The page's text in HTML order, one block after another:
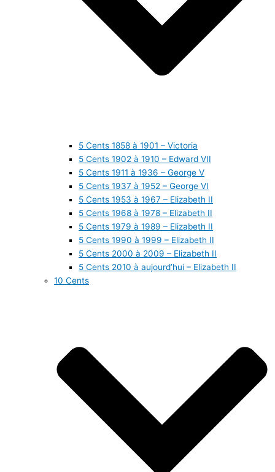
5 Cents 1858 à 1901 – Victoria
5 Cents 1902 à 1910 – Edward VII
5 Cents 1911 à 1936 – George V
5 Cents 1937 à 1952 – George VI
5 Cents 1953 à 1967 – Elizabeth II
5 Cents 1968 à 1978 – Elizabeth II
5 Cents 1979 à 1989 – Elizabeth II
5 Cents 1990 à 1999 – Elizabeth II
5 Cents 2000 à 2009 – Elizabeth II
5 Cents 2010 à aujourd’hui – Elizabeth II
10 Cents